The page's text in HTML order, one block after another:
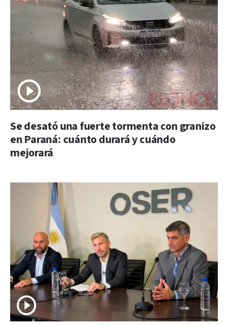
Se desató una fuerte tormenta con granizo
en Paraná: cuánto durará y cuándo
mejorará